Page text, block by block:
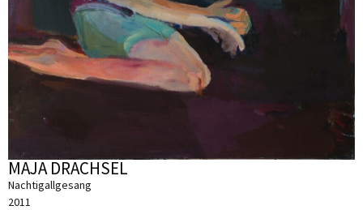
MAJA DRACHSEL
Nachtigallgesang
2011